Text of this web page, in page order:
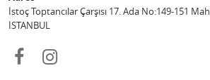
İstoç Toptancılar Çarşısı 17. Ada No:149-151
İSTANBUL